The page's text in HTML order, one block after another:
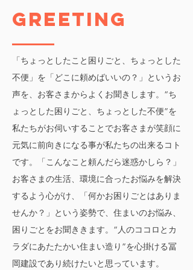
GREETING
「ちょっとしたこと困りごと、ちょっとした
不便」を「どこに頼めばいいの？」というお
声を、お客さまからよくお聞きします。“ち
ょっとした困りごと、ちょっとした不便”を
私たちがお伺いすることでお客さまが笑顔に
元気に前向きになる事が私たちの出来るコト
です。「こんなこと頼んだら迷惑かしら？」
お客さまの生活、環境に合ったお悩みを解決
するよう心がけ、「何かお困りごとはありま
せんか？」という姿勢で、住まいのお悩み、
困りごとをお聞ききます。“人のココロとカ
ラダにあたたかい住まい造り”を心掛ける冨
岡建設であり続けたいと思っています。